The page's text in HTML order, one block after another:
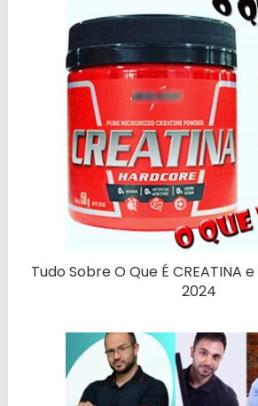
Tudo Sobre O Que É CREATINA
2024